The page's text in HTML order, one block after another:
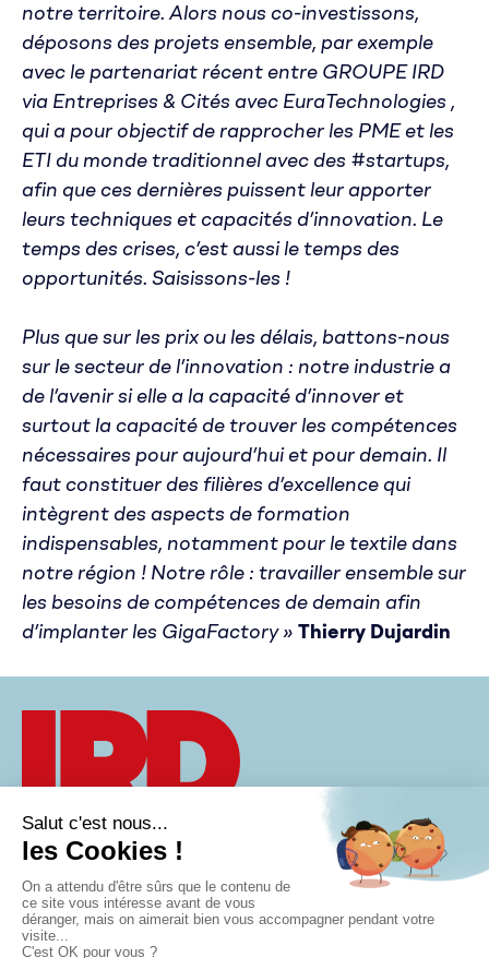
notre territoire. Alors nous co-investissons,
déposons des projets ensemble, par exemple
avec le partenariat récent entre GROUPE IRD
via Entreprises & Cités avec EuraTechnologies ,
qui a pour objectif de rapprocher les PME et les
ETI du monde traditionnel avec des #startups,
afin que ces dernières puissent leur apporter
leurs techniques et capacités d’innovation. Le
temps des crises, c’est aussi le temps des
opportunités. Saisissons-les !
Plus que sur les prix ou les délais, battons-nous
sur le secteur de l’innovation : notre industrie a
de l’avenir si elle a la capacité d’innover et
surtout la capacité de trouver les compétences
nécessaires pour aujourd’hui et pour demain. Il
faut constituer des filières d’excellence qui
intègrent des aspects de formation
indispensables, notamment pour le textile dans
notre région ! Notre rôle : travailler ensemble sur
les besoins de compétences de demain afin
d’implanter les GigaFactory » Thierry Dujardin
MÉTIERS
RECRUTEMENT
POLITIQUE DE
CONFIDENTIALITÉ
MENTIONS
Groupe IRD
40 rue Eugène
Jacquet